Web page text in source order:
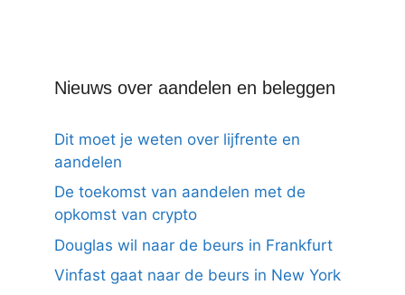
Nieuws over aandelen en beleggen
Dit moet je weten over lijfrente en
aandelen
De toekomst van aandelen met de
opkomst van crypto
Douglas wil naar de beurs in Frankfurt
Vinfast gaat naar de beurs in New York